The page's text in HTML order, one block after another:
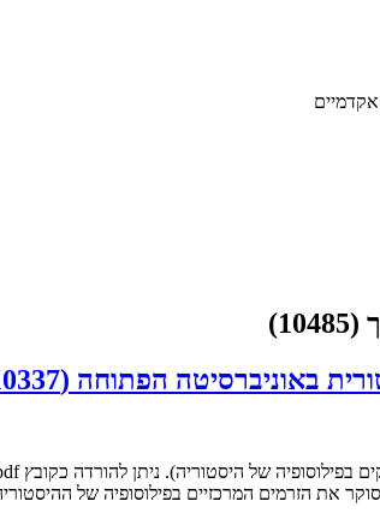
באוניברסיטה הפתוחה (10337)